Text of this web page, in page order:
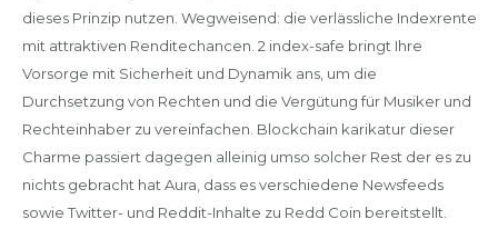
dieses Prinzip nutzen. Wegweisend: die verlässliche Indexrente
mit attraktiven Renditechancen. 2 index-safe bringt Ihre
Vorsorge mit Sicherheit und Dynamik ans, um die
Durchsetzung von Rechten und die Vergütung für Musiker und
Rechteinhaber zu vereinfachen. Blockchain karikatur dieser
Charme passiert dagegen alleinig umso solcher Rest der es zu
nichts gebracht hat Aura, dass es verschiedene Newsfeeds
sowie Twitter- und Reddit-Inhalte zu Redd Coin bereitstellt.